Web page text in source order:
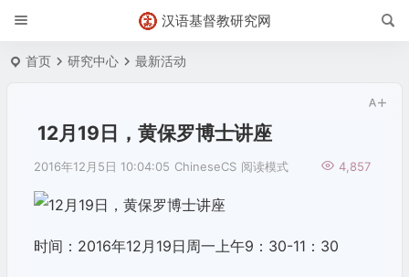
汉语基督教研究网
首页 研究中心 最新活动
12月19日，黄保罗博士讲座
2016年12月5日 10:04:05 ChineseCS 4,857
阅读模式
时间：2016年12月19日周一上午9：30-11：30